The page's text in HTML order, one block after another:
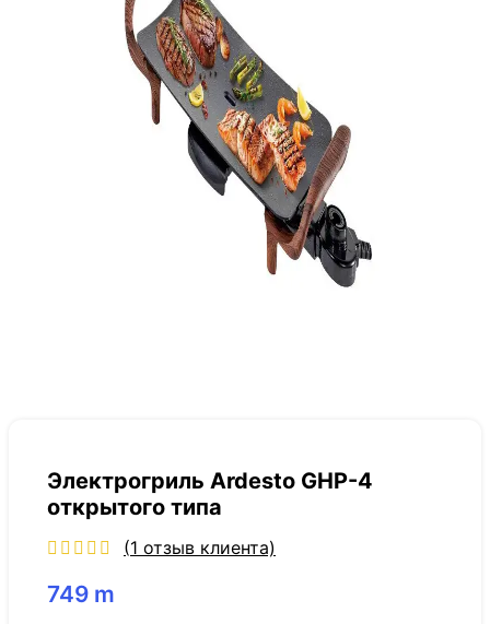
Электрогриль Ardesto GHP-4
открытого типа
(1 отзыв клиента)
749 m